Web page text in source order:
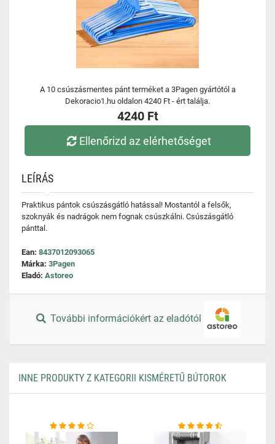
A 10 csúszásmentes pánt terméket a 3Pagen gyártótól a
Dekoracio1.hu oldalon 4240 Ft - ért találja.
4240 Ft
Ellenőrizd az elérhetőséget
LEÍRÁS
Praktikus pántok csúszásgátló hatással! Mostantól a felsők,
szoknyák és nadrágok nem fognak csúszkálni. Csúszásgátló
pánttal.
Ean: 8437012093065
Márka: 3Pagen
Eladó: Astoreo
További információkért az eladótól
INNE PRODUKTY Z KATEGORII KISMÉRETŰ BÚTOROK